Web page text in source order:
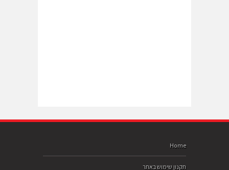
Home
תקנון שימוש באתר